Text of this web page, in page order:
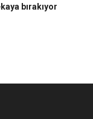
bırakıyor